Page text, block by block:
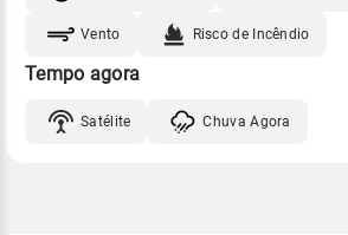
Vento Risco de Incêndio
Tempo agora
Satélite Chuva Agora